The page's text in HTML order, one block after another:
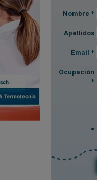
Nombre *
Apellidos
Email *
Ocupación
*
*